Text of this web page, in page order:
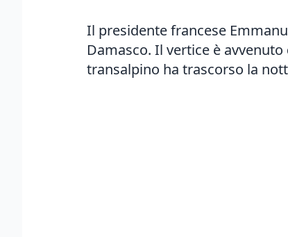
Il presidente francese
Damasco. Il vertice è
transalpino ha trascorso la